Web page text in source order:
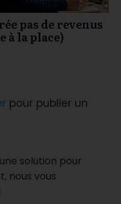
pas de revenus
à la place)
pour publier un
solution pour
nous vous